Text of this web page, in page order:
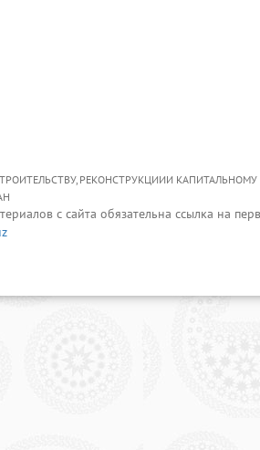
РЕКОНСТРУКЦИИИ
с сайта обязательна ссылка на